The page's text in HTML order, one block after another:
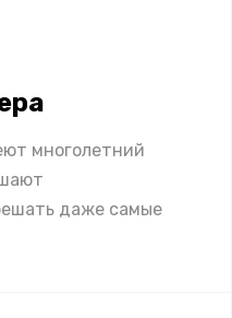
многолетний
даже самые